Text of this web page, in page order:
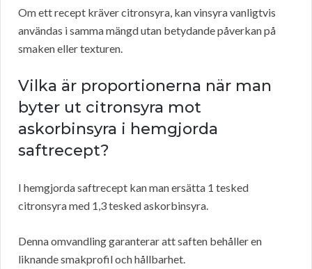
Om ett recept kräver citronsyra, kan vinsyra vanligtvis
användas i samma mängd utan betydande påverkan på
smaken eller texturen.
Vilka är proportionerna när man
byter ut citronsyra mot
askorbinsyra i hemgjorda
saftrecept?
I hemgjorda saftrecept kan man ersätta 1 tesked
citronsyra med 1,3 tesked askorbinsyra.
Denna omvandling garanterar att saften behåller en
liknande smakprofil och hållbarhet.